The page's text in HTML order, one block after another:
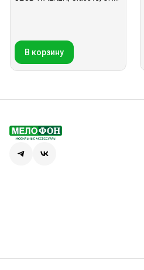
В корзину